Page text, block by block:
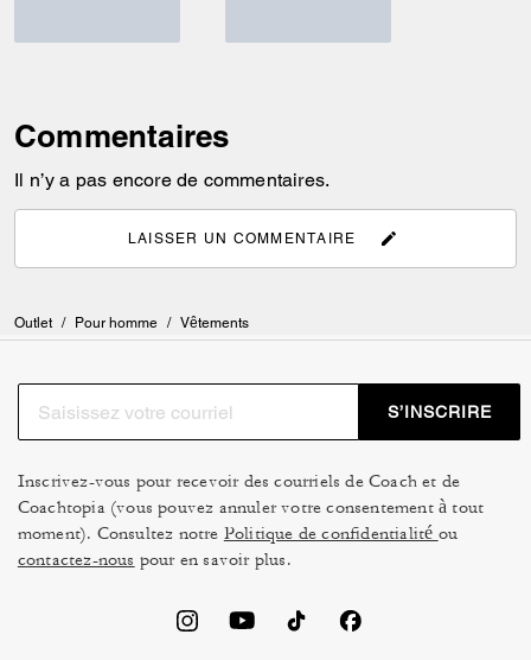
Commentaires
Il n’y a pas encore de commentaires.
LAISSER UN COMMENTAIRE
Outlet / Pour homme / Vêtements
S’INSCRIRE
Inscrivez-vous pour recevoir des courriels de Coach et de
Coachtopia (vous pouvez annuler votre consentement à tout
moment). Consultez notre Politique de confidentialité ou
contactez-nous pour en savoir plus.